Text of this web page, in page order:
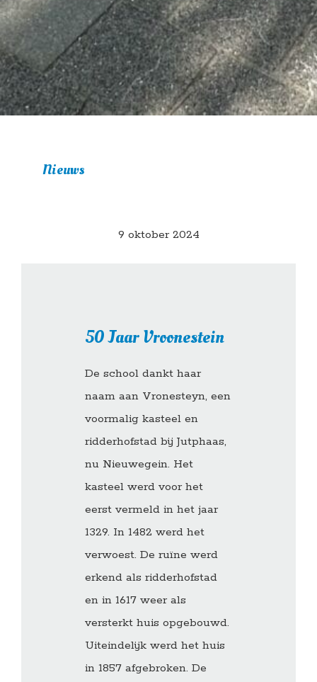
Nieuws
9 oktober 2024
50 Jaar Vroonestein
De school dankt haar
naam aan Vronesteyn, een
voormalig kasteel en
ridderhofstad bij Jutphaas,
nu Nieuwegein. Het
kasteel werd voor het
eerst vermeld in het jaar
1329. In 1482 werd het
verwoest. De ruïne werd
erkend als ridderhofstad
en in 1617 weer als
versterkt huis opgebouwd.
Uiteindelijk werd het huis
in 1857 afgebroken. De